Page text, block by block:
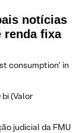
notícias
renda fixa
consumption’ in
(Valor
judicial da FMU